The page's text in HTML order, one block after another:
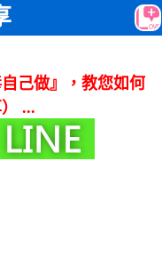
己做』，教您如何
...